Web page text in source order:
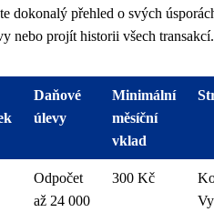
dokonalý přehled o svých
nebo projít historii všech transakcí.
Daňové
úlevy
Minimální
měsíční
vklad
Odpočet
až 24 000
300 Kč